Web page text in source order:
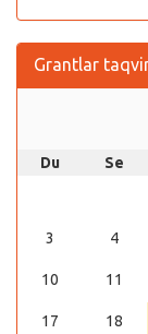
Grantlar
Du Se
3 4
10 11
17 18